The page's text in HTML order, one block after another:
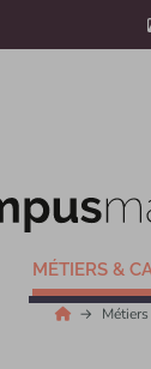
MÉTIERS &